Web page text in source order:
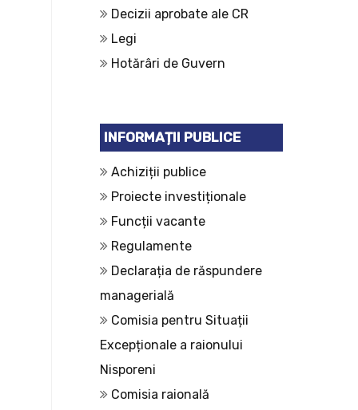
Decizii aprobate ale CR
Legi
Hotărâri de Guvern
INFORMAȚII PUBLICE
Achiziții publice
Proiecte investiționale
Funcții vacante
Regulamente
Declarația de răspundere
managerială
Comisia pentru Situații
Excepționale a raionului
Nisporeni
Comisia raională